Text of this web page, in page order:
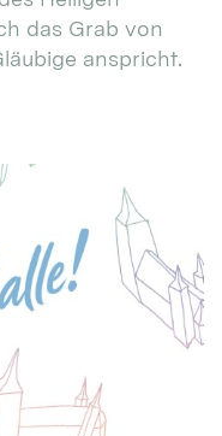
das Grab von
anspricht.